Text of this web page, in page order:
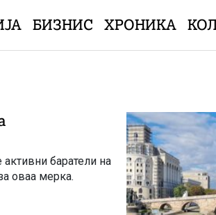
БИЗНИС ХРОНИКА
баратели на
оваа мерка.